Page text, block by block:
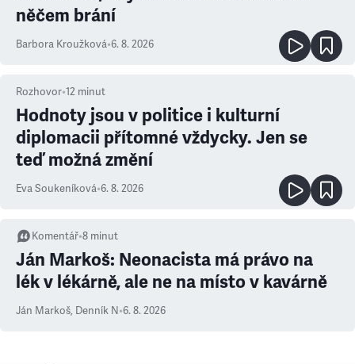
něčem brání
Barbora Kroužková•6. 8. 2026
Rozhovor•12 minut
Hodnoty jsou v politice i kulturní
diplomacii přítomné vždycky. Jen se
teď možná změní
Eva Soukeníková•6. 8. 2026
Komentář•8 minut
Ján Markoš: Neonacista má právo na
lék v lékárně, ale ne na místo v kavárně
Ján Markoš, Denník N•6. 8. 2026